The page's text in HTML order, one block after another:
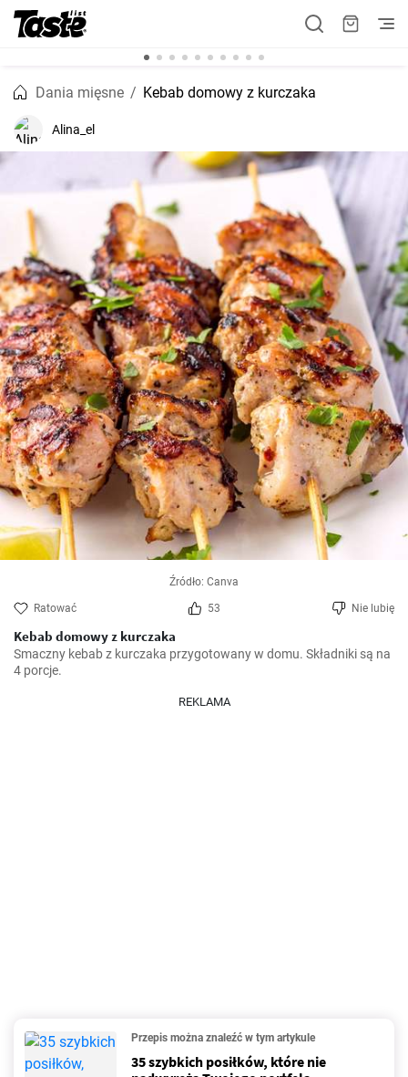
Dania mięsne Kebab domowy z kurczaka
Alina_el
Źródło: Canva
Ratować 53 Nie lubię
Kebab domowy z kurczaka
Smaczny kebab z kurczaka przygotowany w domu. Składniki są na
4 porcje.
REKLAMA
Przepis można znaleźć w tym artykule
35 szybkich posiłków, które nie